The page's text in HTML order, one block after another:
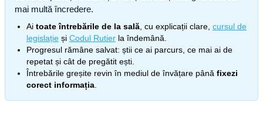
mai multă încredere.
Ai toate întrebările de la sală , cu explicații clare, cursul de
legislație și Codul Rutier la îndemână.
Progresul rămâne salvat: știi ce ai parcurs, ce mai ai de
repetat și cât de pregătit ești.
Întrebările greșite revin în mediul de învățare până fixezi
corect informația